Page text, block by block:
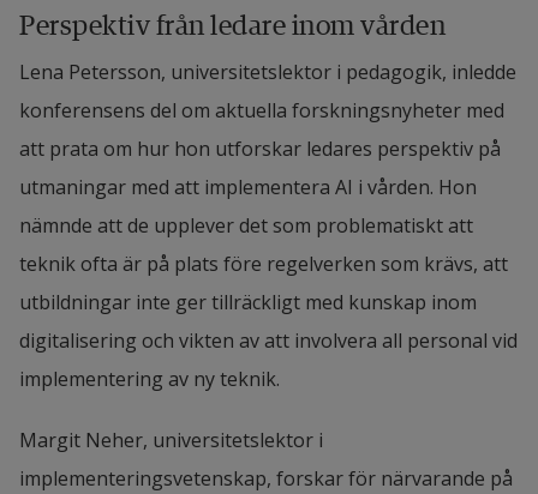
Perspektiv från ledare inom vården
Lena Petersson, universitetslektor i pedagogik, inledde
konferensens del om aktuella forskningsnyheter med
att prata om hur hon utforskar ledares perspektiv på
utmaningar med att implementera AI i vården. Hon
nämnde att de upplever det som problematiskt att
teknik ofta är på plats före regelverken som krävs, att
utbildningar inte ger tillräckligt med kunskap inom
digitalisering och vikten av att involvera all personal vid
implementering av ny teknik.
Margit Neher, universitetslektor i
implementeringsvetenskap, forskar för närvarande på